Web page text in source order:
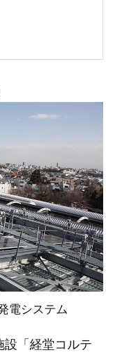
電システム
設「経堂コルテ